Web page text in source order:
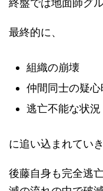
終盤では地面師グ
最終的に、
組織の崩壊
仲間同士の疑
逃亡不能な状況
に追い込まれていき
後藤自身も完全逃